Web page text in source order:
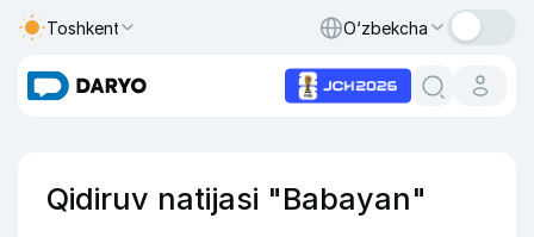
Toshkent O‘zbekcha
Qidiruv natijasi "Babayan"